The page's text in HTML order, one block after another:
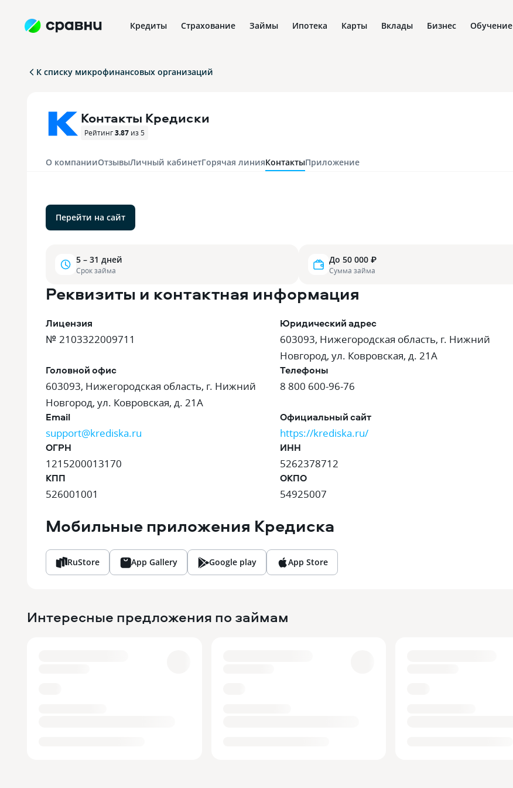
Кредиты Страхование Займы Ипотека Карты Вклады Бизнес Обучение
К списку микрофинансовых организаций
Контакты Кредиски
Рейтинг3.87 из 5
О компанииОтзывыЛичный кабинетГорячая линияКонтактыПриложение
Перейти на сайт
5 – 31 дней
Срок займа
До 50 000 ₽
Сумма займа
Реквизиты и контактная информация
Лицензия
№ 2103322009711
Юридический адрес
603093, Нижегородская область, г. Нижний
Новгород, ул. Ковровская, д. 21А
Головной офис
603093, Нижегородская область, г. Нижний
Новгород, ул. Ковровская, д. 21А
Телефоны
8 800 600-96-76
Email
support@krediska.ru
Официальный сайт
https://krediska.ru/
ОГРН
1215200013170
ИНН
5262378712
КПП
526001001
ОКПО
54925007
Мобильные приложения Кредиска
RuStore App Gallery Google play App Store
Интересные предложения по займам